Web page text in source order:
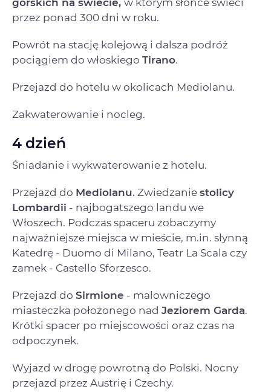
górskich na świecie, w którym słońce świeci
przez ponad 300 dni w roku.
Powrót na stację kolejową i dalsza podróż
pociągiem do włoskiego Tirano.
Przejazd do hotelu w okolicach Mediolanu.
Zakwaterowanie i nocleg.
4 dzień
Śniadanie i wykwaterowanie z hotelu.
Przejazd do Mediolanu. Zwiedzanie stolicy
Lombardii - najbogatszego landu we
Włoszech. Podczas spaceru zobaczymy
najważniejsze miejsca w mieście, m.in. słynną
Katedrę - Duomo di Milano, Teatr La Scala czy
zamek - Castello Sforzesco.
Przejazd do Sirmione - malowniczego
miasteczka położonego nad Jeziorem Garda.
Krótki spacer po miejscowości oraz czas na
odpoczynek.
Wyjazd w drogę powrotną do Polski. Nocny
przejazd przez Austrię i Czechy.